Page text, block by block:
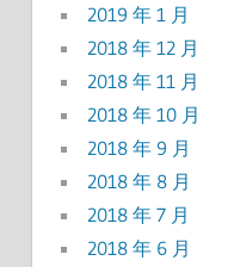
2019 年 1 月
2018 年 12 月
2018 年 11 月
2018 年 10 月
2018 年 9 月
2018 年 8 月
2018 年 7 月
2018 年 6 月